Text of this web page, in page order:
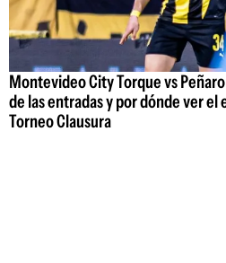
Montevideo City Torque vs
de las entradas y por dónde ver el
Torneo Clausura